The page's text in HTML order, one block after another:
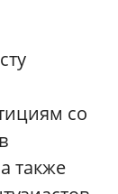
со
также